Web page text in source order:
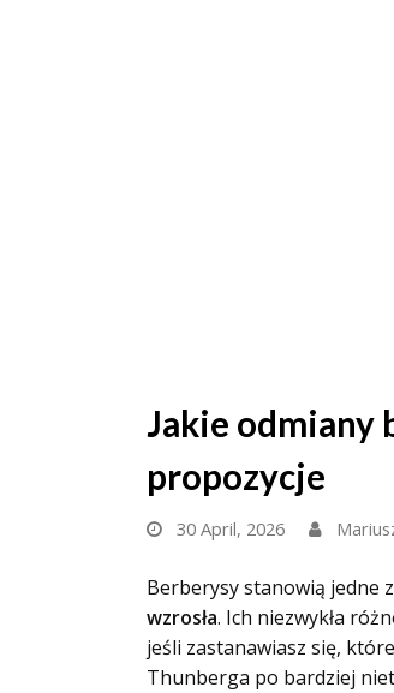
Jakie odmiany
propozycje
30 April, 2026
Berberysy stanowią jedne
wzrosła. Ich niezwykła
jeśli zastanawiasz się,
Thunberga po bardziej